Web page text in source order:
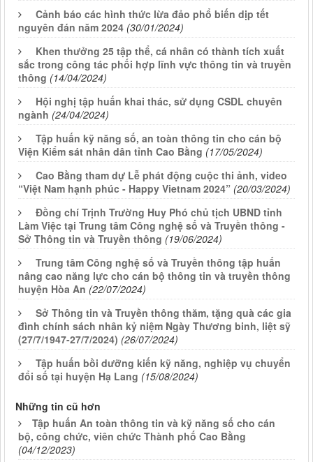
Cảnh báo các hình thức lừa đảo phổ biến dịp tết
nguyên đán năm 2024 (30/01/2024)
Khen thưởng 25 tập thể, cá nhân có thành tích xuất
sắc trong công tác phối hợp lĩnh vực thông tin và truyền
thông (14/04/2024)
Hội nghị tập huấn khai thác, sử dụng CSDL chuyên
ngành (24/04/2024)
Tập huấn kỹ năng số, an toàn thông tin cho cán bộ
Viện Kiểm sát nhân dân tỉnh Cao Bằng (17/05/2024)
Cao Bằng tham dự Lễ phát động cuộc thi ảnh, video
“Việt Nam hạnh phúc - Happy Vietnam 2024” (20/03/2024)
Đồng chí Trịnh Trường Huy Phó chủ tịch UBND tỉnh
Làm Việc tại Trung tâm Công nghệ số và Truyền thông -
Sở Thông tin và Truyền thông (19/06/2024)
Trung tâm Công nghệ số và Truyền thông tập huấn
nâng cao năng lực cho cán bộ thông tin và truyền thông
huyện Hòa An (22/07/2024)
Sở Thông tin và Truyền thông thăm, tặng quà các gia
đình chính sách nhân kỷ niệm Ngày Thương binh, liệt sỹ
(27/7/1947-27/7/2024) (26/07/2024)
Tập huấn bồi dưỡng kiến kỹ năng, nghiệp vụ chuyển
đổi số tại huyện Hạ Lang (15/08/2024)
Những tin cũ hơn
Tập huấn An toàn thông tin và kỹ năng số cho cán
bộ, công chức, viên chức Thành phố Cao Bằng
(04/12/2023)